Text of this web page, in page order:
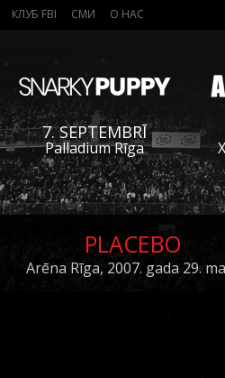
КЛУБ FBI СМИ О НАС
7. SEPTEMBRĪ
Palladium Rīga
PLACEBO
Arēna Rīga, 2007. gada 29.